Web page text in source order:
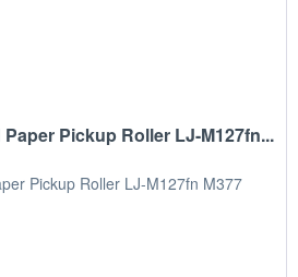
Paper Pickup Roller LJ-M127fn...
Pickup Roller LJ-M127fn M377